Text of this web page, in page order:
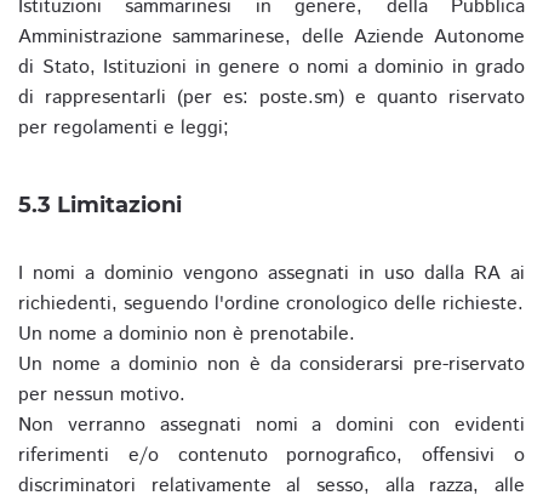
Istituzioni sammarinesi in genere, della Pubblica
Amministrazione sammarinese, delle Aziende Autonome
di Stato, Istituzioni in genere o nomi a dominio in grado
di rappresentarli (per es: poste.sm) e quanto riservato
per regolamenti e leggi;
5.3 Limitazioni
I nomi a dominio vengono assegnati in uso dalla RA ai
richiedenti, seguendo l'ordine cronologico delle richieste.
Un nome a dominio non è prenotabile.
Un nome a dominio non è da considerarsi pre-riservato
per nessun motivo.
Non verranno assegnati nomi a domini con evidenti
riferimenti e/o contenuto pornografico, offensivi o
discriminatori relativamente al sesso, alla razza, alle